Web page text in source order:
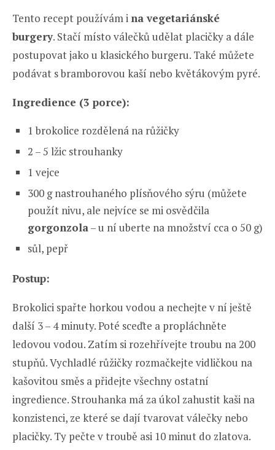
Tento recept používám i na vegetariánské
burgery. Stačí místo válečků udělat placičky a dále
postupovat jako u klasického burgeru. Také můžete
podávat s bramborovou kaší nebo květákovým pyré.
Ingredience (3 porce):
1 brokolice rozdělená na růžičky
2 – 5 lžic strouhanky
1 vejce
300 g nastrouhaného plísňového sýru (můžete
použít nivu, ale nejvíce se mi osvědčila
gorgonzola– u ní uberte na množství cca o 50 g)
sůl, pepř
Postup:
Brokolici spařte horkou vodou a nechejte v ní ještě
další 3 – 4 minuty. Poté sceďte a propláchněte
ledovou vodou. Zatím si rozehřívejte troubu na 200
stupňů. Vychladlé růžičky rozmačkejte vidličkou na
kašovitou směs a přidejte všechny ostatní
ingredience. Strouhanka má za úkol zahustit kaši na
konzistenci, ze které se dají tvarovat válečky nebo
placičky. Ty pečte v troubě asi 10 minut do zlatova.